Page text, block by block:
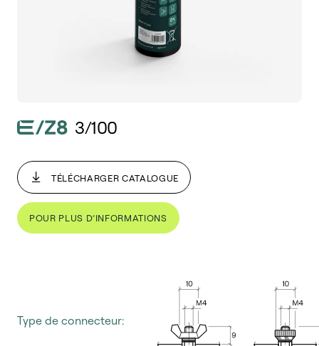
3/100
TÉLÉCHARGER CATALOGUE
POUR PLUS D’INFORMATIONS
Type de connecteur: